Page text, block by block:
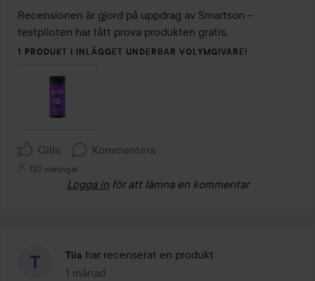
Recensionen är gjord på uppdrag av Smartson –
testpiloten har fått prova produkten gratis.
1 PRODUKT I INLÄGGET UNDERBAR VOLYMGIVARE!
Gilla Kommentera
132 visningar
Logga in för att lämna en kommentar
Tiia har recenserat en produkt
1 månad
Inlägget skapades 1 månad